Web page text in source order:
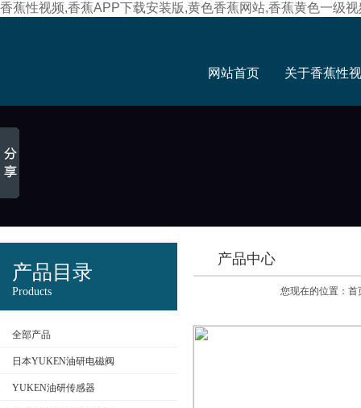
香蕉性视频,香蕉APP下载安装版,黄色香蕉网站,香蕉黄色一级视
网站首页 关于香蕉性
产品目录
Products
全部产品
日本YUKEN油研电磁阀
YUKEN油研传感器
产品中心
您现在的位置： 首